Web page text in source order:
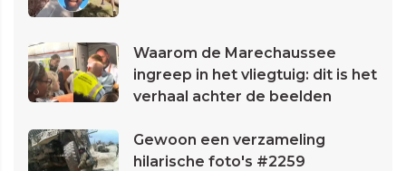
Waarom de Marechaussee
ingreep in het vliegtuig: dit is het
verhaal achter de beelden
Gewoon een verzameling
hilarische foto's #2259